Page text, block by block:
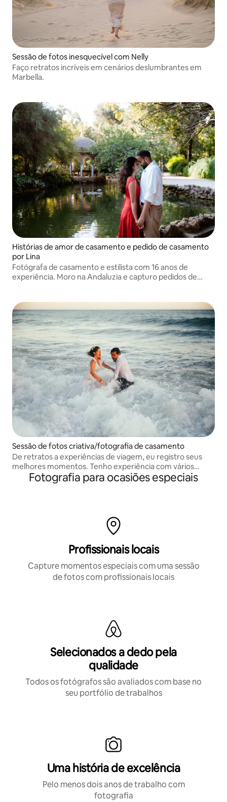
Sessão de fotos inesquecível com Nelly
Faço retratos incríveis em cenários deslumbrantes em
Marbella.
Histórias de amor de casamento e pedido de casamento
por Lina
Fotógrafa de casamento e estilista com 16 anos de
experiência. Moro na Andaluzia e capturo pedidos de
mundo todo.
Sessão de fotos criativa/fotografia de casamento
De retratos a experiências de viagem, eu registro seus
melhores momentos. Tenho experiência com vários
estilos e locais, de praias a paisagens urbanas. Vamos criar
fotos únicas juntos.
Fotografia para ocasiões especiais
Profissionais locais
Capture momentos especiais com uma sessão
de fotos com profissionais locais
Selecionados a dedo pela
qualidade
Todos os fotógrafos são avaliados com base no
seu portfólio de trabalhos
Uma história de excelência
Pelo menos dois anos de trabalho com
fotografia